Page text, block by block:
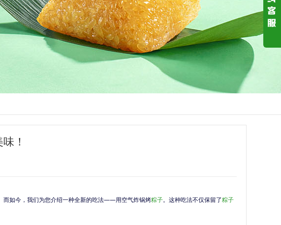
！
而如今，我们为您介绍一种全新的吃法——用空气炸锅烤粽子。这种吃法不仅保留了粽子